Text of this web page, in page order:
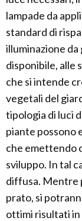
lampade da
standard di
illuminazione
disponibile, alle
che si intende
vegetali del
tipologia di luci
piante possono
che emettendo
sviluppo. In tal
diffusa. Mentre
prato, si
ottimi risultati